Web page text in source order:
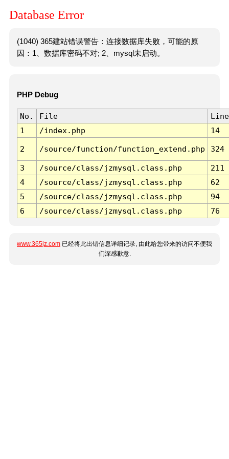
Database Error
(1040) 365建站错误警告：连接数据库失败，可能的原
因：1、数据库密码不对; 2、mysql未启动。
PHP Debug
No. File
Line
1
/index.php 14
2 /source/function/function_extend.php 324
3 /source/class/jzmysql.class.php
211
4
/source/class/jzmysql.class.php
62
5
/source/class/jzmysql.class.php
94
6
/source/class/jzmysql.class.php 76
www.365jz.com 已经将此出错信息详细记录, 由此给您带来的访问不便我
们深感歉意.